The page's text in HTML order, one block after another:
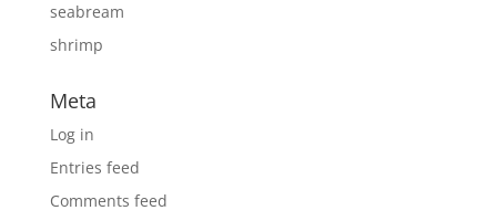
seabream
shrimp
Meta
Log in
Entries feed
Comments feed